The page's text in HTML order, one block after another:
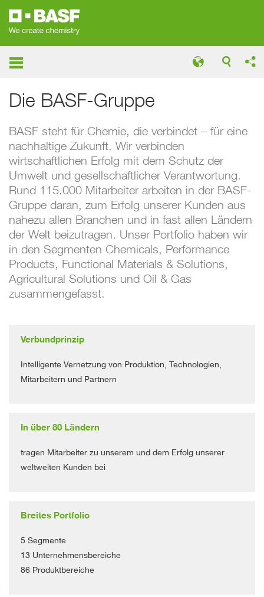
Die BASF-Gruppe
Die BASF-Gruppe
BASF steht für Chemie, die verbindet – für eine
nachhaltige Zukunft. Wir verbinden
wirtschaftlichen Erfolg mit dem Schutz der
Umwelt und gesellschaftlicher Verantwortung.
Rund 115.000 Mitarbeiter arbeiten in der BASF-
Gruppe daran, zum Erfolg unserer Kunden aus
nahezu allen Branchen und in fast allen Ländern
der Welt beizutragen. Unser Portfolio haben wir
in den Segmenten Chemicals, Performance
Products, Functional Materials & Solutions,
Agricultural Solutions und Oil & Gas
zusammengefasst.
Verbundprinzip
Intelligente Vernetzung von Produktion, Technologien,
Mitarbeitern und Partnern
In über 80 Ländern
tragen Mitarbeiter zu unserem und dem Erfolg unserer
weltweiten Kunden bei
Breites Portfolio
5 Segmente
13 Unternehmensbereiche
86 Produktbereiche